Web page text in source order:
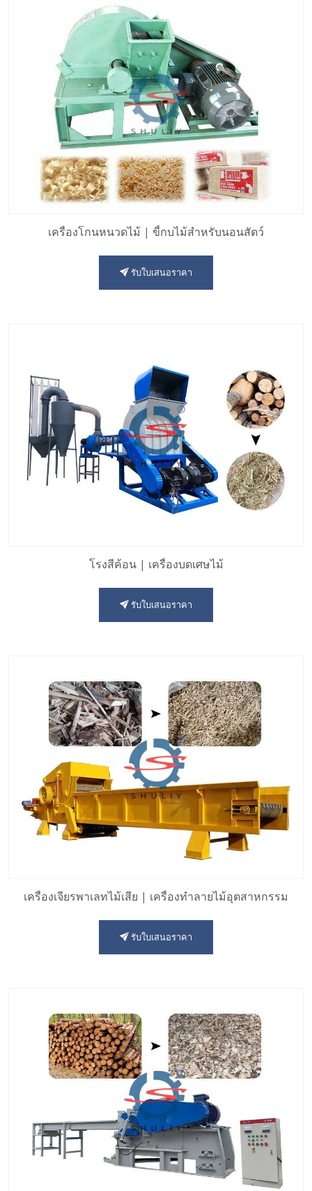
เครื่องโกนหนวดไม้ | ขี้กบไม้สำหรับนอนสัตว์
รับใบเสนอราคา
โรงสีค้อน | เครื่องบดเศษไม้
รับใบเสนอราคา
เครื่องเจียรพาเลทไม้เสีย | เครื่องทำลายไม้อุตสาหกรรม
รับใบเสนอราคา